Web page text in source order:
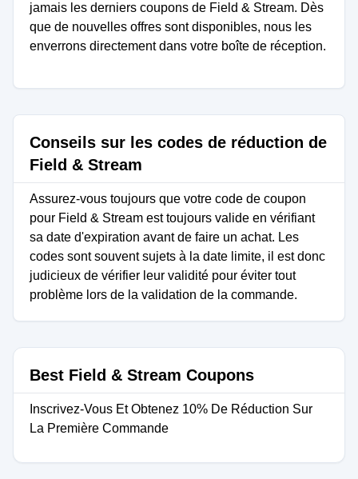
jamais les derniers coupons de Field & Stream. Dès
que de nouvelles offres sont disponibles, nous les
enverrons directement dans votre boîte de réception.
Conseils sur les codes de réduction de
Field & Stream
Assurez-vous toujours que votre code de coupon
pour Field & Stream est toujours valide en vérifiant
sa date d'expiration avant de faire un achat. Les
codes sont souvent sujets à la date limite, il est donc
judicieux de vérifier leur validité pour éviter tout
problème lors de la validation de la commande.
Best Field & Stream Coupons
Inscrivez-Vous Et Obtenez 10% De Réduction Sur
La Première Commande